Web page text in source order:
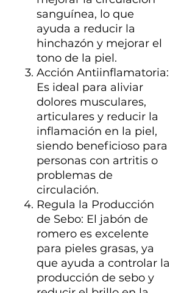
sanguínea, lo que
ayuda a reducir la
hinchazón y mejorar el
tono de la piel.
Acción Antiinflamatoria:
Es ideal para aliviar
dolores musculares,
articulares y reducir la
inflamación en la piel,
siendo beneficioso para
personas con artritis o
problemas de
circulación.
Regula la Producción
de Sebo: El jabón de
romero es excelente
para pieles grasas, ya
que ayuda a controlar la
producción de sebo y